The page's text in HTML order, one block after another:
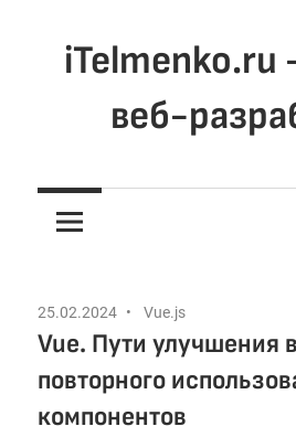
содержимому
iTelmenko.ru
веб-
о
вебе.
веба
25.02.2024 Vue.js
Vue. Пути улучшения
повторного
компонентов